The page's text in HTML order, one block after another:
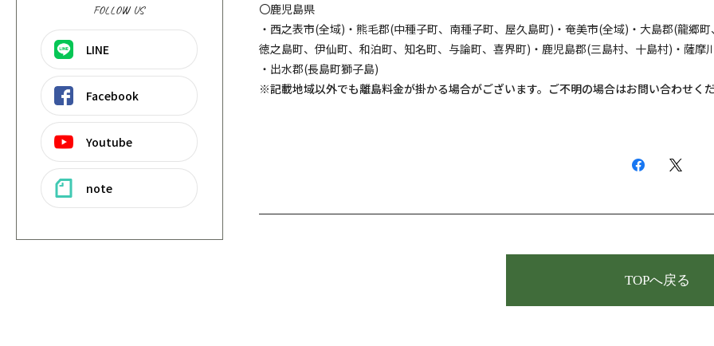
FOLLOW US
LINE
Facebook
Youtube
note
〇鹿児島県
・西之表市(全域)・熊毛郡(中種子町、南種子町、屋久島町)・奄美市(全域)・大島郡(龍郷
徳之島町、伊仙町、和泊町、知名町、与論町、喜界町)・鹿児島郡(三島村、十島村)・薩摩
・出水郡(長島町獅子島)
※記載地域以外でも離島料金が掛かる場合がございます。ご不明の場合はお問い合わせく
TOPへ戻る